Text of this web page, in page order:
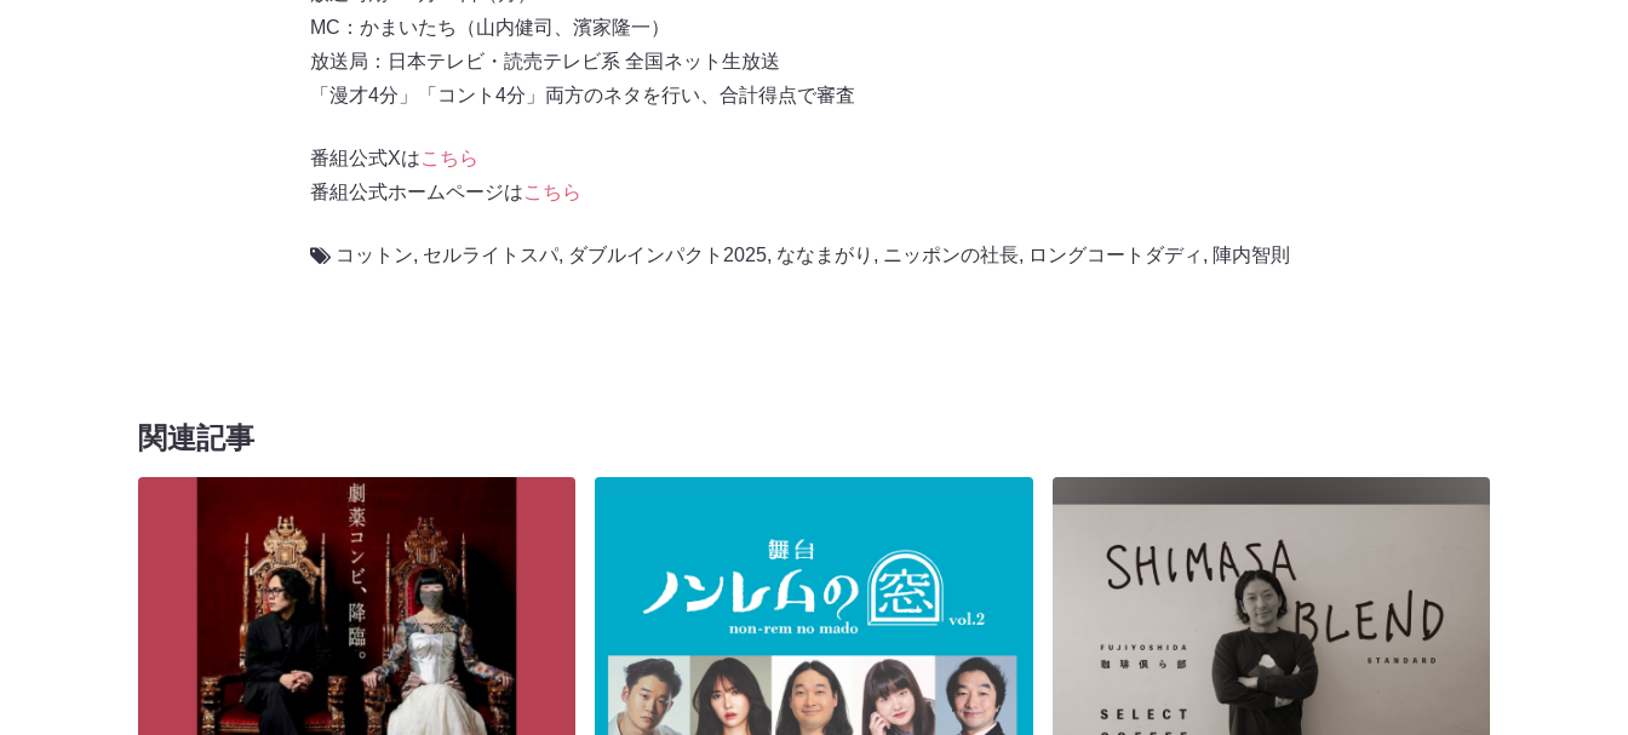
MC：かまいたち（山内健司、濱家隆一）
放送局：日本テレビ・読売テレビ系 全国ネット生放送
「漫才4分」「コント4分」両方のネタを行い、合計得点で審査
番組公式Xはこちら
番組公式ホームページはこちら
コットン, セルライトスパ, ダブルインパクト2025, ななまがり , ニッポンの社長, ロングコートダディ , 陣内智則
関連記事